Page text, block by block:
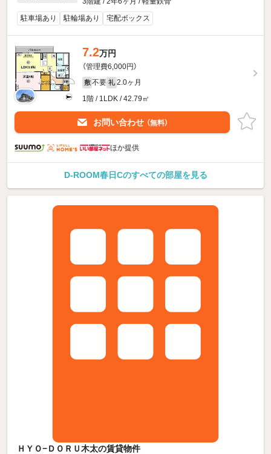
駐車場あり
駐輪場あり 宅配ボックス
7.2万円
（管理費6,000円）
敷 不要 礼 2.0ヶ月
1階 / 1LDK / 42.79㎡
お問い合わせ （無料）
ほか提供
D-ROOM春日Cのすべての部屋を見る
ＨＹＯ−ＤＯＲＵ木太の賃貸物件